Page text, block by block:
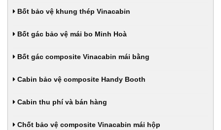
Bốt bảo vệ khung thép Vinacabin
Bốt gác bảo vệ mái bo Minh Hoà
Bốt gác composite Vinacabin mái bằng
Cabin bảo vệ composite Handy Booth
Cabin thu phí và bán hàng
Chốt bảo vệ composite Vinacabin mái hộp